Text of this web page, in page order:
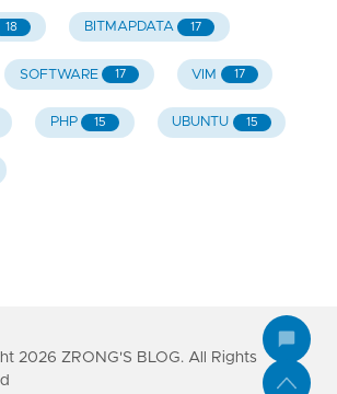
18 BITMAPDATA 17
SOFTWARE 17 VIM 17
PHP 15 UBUNTU 15
2026 ZRONG'S BLOG. All Rights